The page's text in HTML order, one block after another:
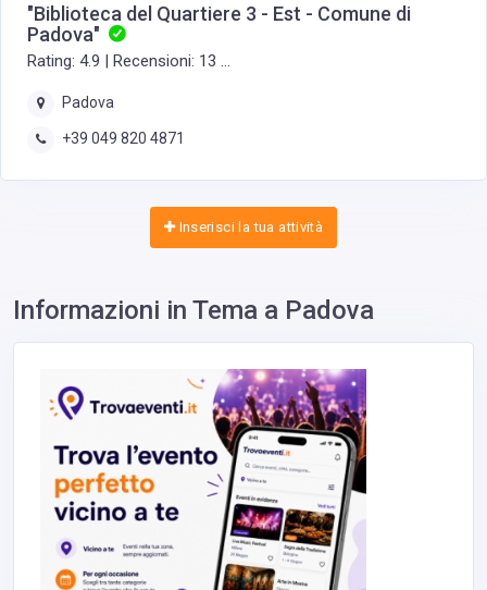
"Biblioteca del Quartiere 3 - Est - Comune di
Padova"
Rating: 4.9 | Recensioni: 13 ...
Padova
+39 049 820 4871
Inserisci la tua attività
Informazioni in Tema a Padova